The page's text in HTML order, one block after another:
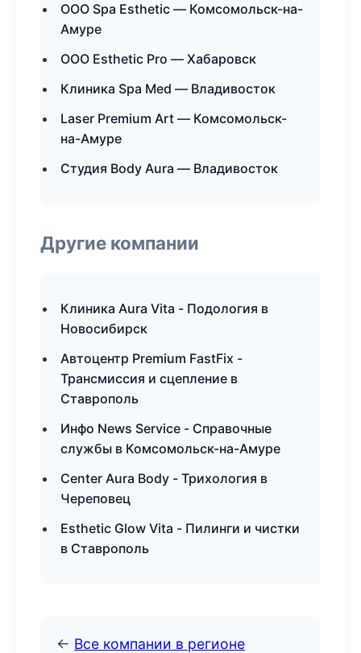
ООО Spa Esthetic — Комсомольск-на-
Амуре
ООО Esthetic Pro — Хабаровск
Клиника Spa Med — Владивосток
Laser Premium Art — Комсомольск-
на-Амуре
Студия Body Aura — Владивосток
Другие компании
Клиника Aura Vita - Подология в
Новосибирск
Автоцентр Premium FastFix -
Трансмиссия и сцепление в
Ставрополь
Инфо News Service - Справочные
службы в Комсомольск-на-Амуре
Center Aura Body - Трихология в
Череповец
Esthetic Glow Vita - Пилинги и чистки
в Ставрополь
← Все компании в регионе